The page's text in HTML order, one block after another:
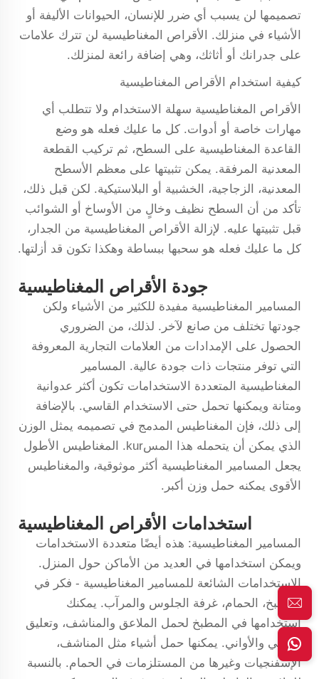
تصميمها لن يسبب أي ضرر للإنسان، الحيوانات الأليفة أو
الأشياء في منزلك. الأقراص المغناطيسية لن تترك علامات
على جدرانك أو أثاثك، وهي إضافة رائعة لمنزلك.
كيفية استخدام الأقراص المغناطيسية
الأقراص المغناطيسية سهلة الاستخدام ولا تتطلب أي
مهارات خاصة أو أدوات. كل ما عليك فعله هو وضع
القاعدة المغناطيسية على السطح، ثم تركيب القطعة
المعدنية المرفقة. يمكن تثبيتها على معظم الأسطح
المعدنية، الزجاجية، الخشبية أو البلاستيكية. لكن قبل ذلك،
تأكد من أن السطح نظيف وخالٍ من الأوساخ أو الشوائب
قبل تثبيتها عليه. لإزالة الأقراص المغناطيسية من الجدار،
كل ما عليك فعله هو سحبها ببساطة وهكذا تكون قد أزلتها.
جودة الأقراص المغناطيسية
المسامير المغناطيسية مفيدة للكثير من الأشياء ولكن
جودتها تختلف من صانع لآخر. لذلك، من الضروري
الحصول على الإمدادات من العلامات التجارية المعروفة
التي توفر منتجات ذات جودة عالية. المسامير
المغناطيسية المتعددة الاستخدامات تكون أكثر عدوانية
ومتانة ويمكنها تحمل حتى الاستخدام القاسي. بالإضافة
إلى ذلك، فإن المغناطيس المدمج في تصميمه يمثل الوزن
الذي يمكن أن يتحمله هذا المسkur. المغناطيس الأطول
يجعل المسامير المغناطيسية أكثر موثوقية، والمغناطيس
الأقوى يمكنه حمل وزن أكبر.
استخدامات الأقراص المغناطيسية
المسامير المغناطيسية: هذه أيضًا متعددة الاستخدامات
ويمكن استخدامها في العديد من الأماكن حول المنزل.
الاستخدامات الشائعة للمسامير المغناطيسية - فكر في
المطبخ، الحمام، غرفة الجلوس والمرآب. يمكنك
استخدامها في المطبخ لحمل الملاعق والمناشف، وتعليق
الأواني والأواني. يمكنها حمل أشياء مثل المناشف،
الإسفنجيات وغيرها من المستلزمات في الحمام. بالنسبة